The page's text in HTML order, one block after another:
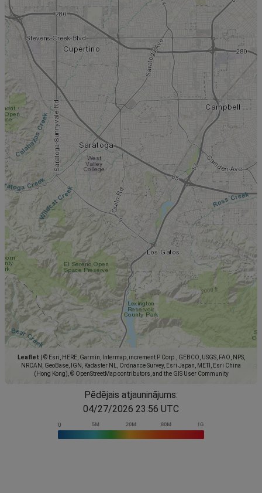
Leaflet
© Esri, HERE, Garmin, Intermap, increment P Corp., GEBCO, USGS, FAO, NPS,
NRCAN, GeoBase, IGN, Kadaster NL, Ordnance Survey, Esri Japan, METI, Esri China
(Hong Kong), © OpenStreetMap contributors, and the GIS User Community
Pēdējais atjauninājums:
04/27/2026 23:56 UTC